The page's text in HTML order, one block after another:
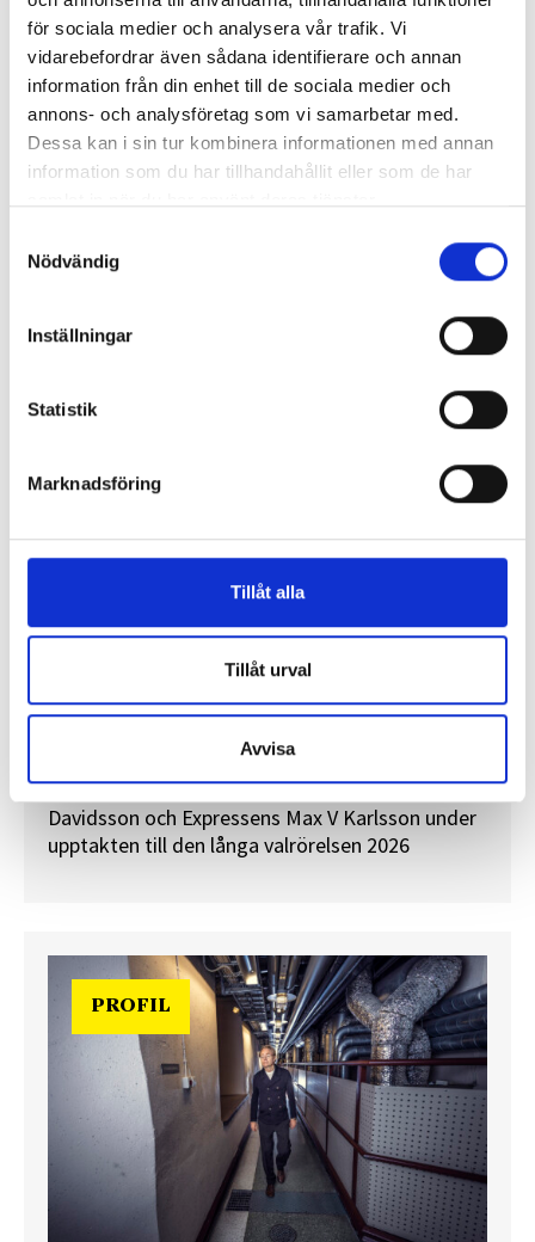
för sociala medier och analysera vår trafik. Vi
vidarebefordrar även sådana identifierare och annan
information från din enhet till de sociala medier och
annons- och analysföretag som vi samarbetar med.
Dessa kan i sin tur kombinera informationen med annan
information som du har tillhandahållit eller som de har
Nödvändig
Inställningar
Statistik
Marknadsföring
Tillåt alla
Tillåt urval
Avvisa
Enorma skillnader mellan
chefredaktörerna
Så mycket tjänar dagspresscheferna
”Valåret känns som att sprinta ett
maraton”
En välfylld telefonbok och foträta skor – två
centrala arbetsredskap för politikreportrar.
Journalisten tog rygg på TT Nyhetsbyråns Maria
Davidsson och Expressens Max V Karlsson under
upptakten till den långa valrörelsen 2026
PROFIL